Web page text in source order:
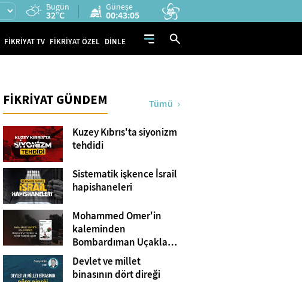
Bugün
32°C
Güneşe
00:43:04
FİKRİYAT TV FİKRİYAT ÖZEL DİNLE
FİKRİYAT GÜNDEM Tümü
Kuzey Kıbrıs'ta siyonizm
tehdidi
Sistematik işkence İsrail
hapishaneleri
Mohammed Omer'in
kaleminden
Bombardıman Uçakları
ve Tanklar Arasında
Gazze
Devlet ve millet
binasının dört direği